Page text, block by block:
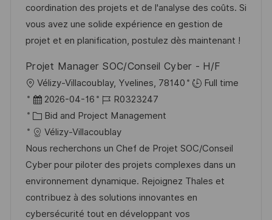
t
l
i
c
h
u
n
g
d
e
r
e
r
ö
f
f
e
n
t
l
D
g
o
r
e
coordination des projets et de l'analyse des coûts. Si
vous avez une solide expérience en gestion de
projet et en planification, postulez dès maintenant !
Projet Manager SOC/Conseil Cyber - H/F
O
r
t
Vélizy-Villacoublay, Yvelines, 78140
Full time
D
a
t
u
m
d
e
r
2026-04-16
J
o
b
-
I
D
R0323247
K
a
t
e
g
o
r
Bid and Project Management
Vélizy-Villacoublay
Nous recherchons un Chef de Projet SOC/Conseil
Cyber pour piloter des projets complexes dans un
environnement dynamique. Rejoignez Thales et
contribuez à des solutions innovantes en
cybersécurité tout en développant vos